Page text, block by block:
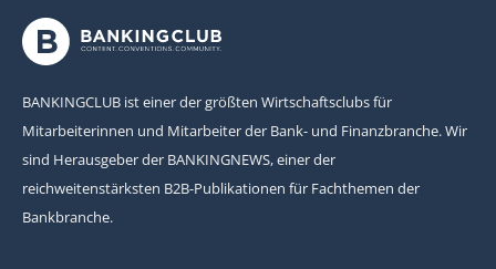
BANKINGCLUB ist einer der größten Wirtschaftsclubs für
Mitarbeiterinnen und Mitarbeiter der Bank- und Finanzbranche. Wir
sind Herausgeber der BANKINGNEWS, einer der
reichweitenstärksten B2B-Publikationen für Fachthemen der
Bankbranche.